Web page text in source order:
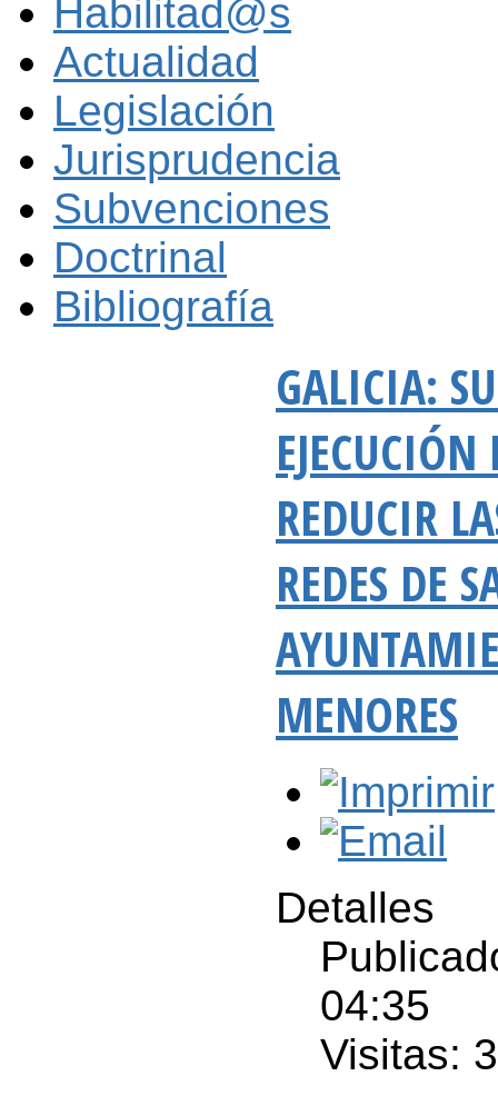
Habilitad@s
Actualidad
Legislación
Jurisprudencia
Subvenciones
Doctrinal
Bibliografía
GALICIA:
REDUCIR
REDES DE
MENORES
Detalles
04:35
Visitas: